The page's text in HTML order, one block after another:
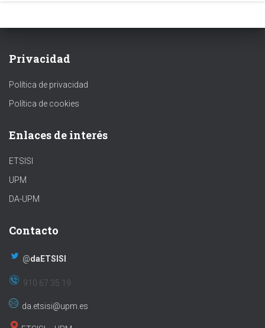
Privacidad
Política de privacidad
Política de cookies
Enlaces de interés
ETSISI
UPM
DA-UPM
Contacto
@daETSISI
910 67 35 19
da.etsisi@upm.es